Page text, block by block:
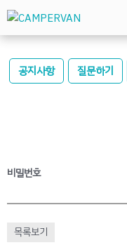
공지사항 질문하기
비밀번호
목록보기